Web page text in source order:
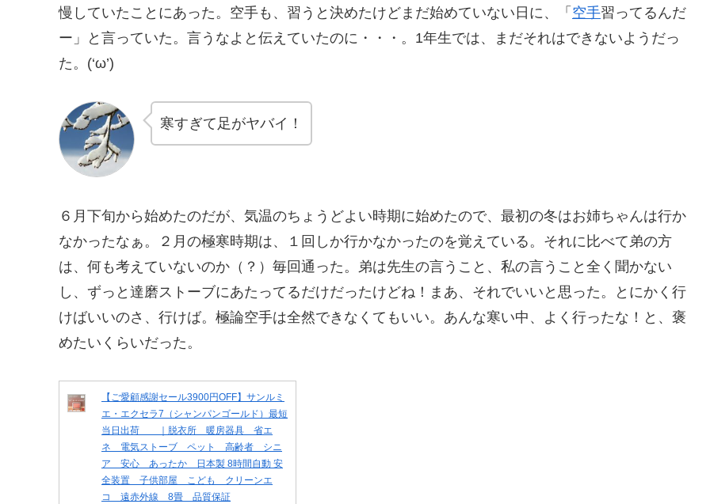
慢していたことにあった。空手も、習うと決めたけどまだ始めていない日に、「 空手習ってるんだ
ー」と言っていた。言うなよと伝えていたのに・・・。1年生では、まだそれはできないようだっ
た。(‘ω’)
寒すぎて足がヤバイ！
６月下旬から始めたのだが、気温のちょうどよい時期に始めたので、最初の冬はお姉ちゃんは行か
なかったなぁ。２月の極寒時期は、１回しか行かなかったのを覚えている。それに比べて弟の方
は、何も考えていないのか（？）毎回通った。弟は先生の言うこと、私の言うこと全く聞かない
し、ずっと達磨ストーブにあたってるだけだったけどね！まあ、それでいいと思った。とにかく行
けばいいのさ、行けば。極論空手は全然できなくてもいい。あんな寒い中、よく行ったな！と、褒
めたいくらいだった。
【ご愛顧感謝セール3900円OFF】サンルミ
エ・エクセラ7（シャンパンゴールド）最短
当日出荷 ｜脱衣所 暖房器具 省エ
ネ 電気ストーブ ペット 高齢者 シニ
ア 安心 あったか 日本製 8時間自動 安
全装置 子供部屋 こども クリーンエ
コ 遠赤外線 8畳 品質保証